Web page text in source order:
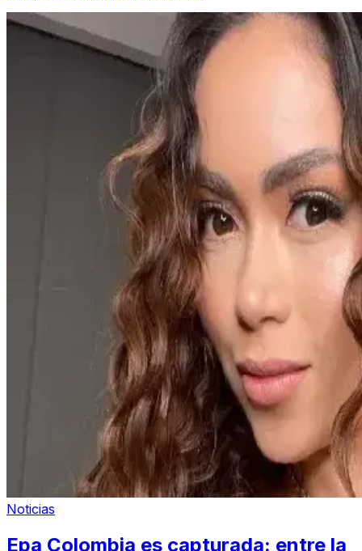
Noticias
Epa Colombia es capturada: entre la